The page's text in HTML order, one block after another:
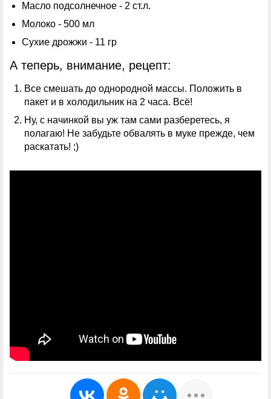
Масло подсолнечное - 2 ст.л.
Молоко - 500 мл
Сухие дрожжи - 11 гр
А теперь, внимание, рецепт:
Все смешать до однородной массы. Положить в
пакет и в холодильник на 2 часа. Всё!
Ну, с начинкой вы уж там сами разберетесь, я
полагаю! Не забудьте обвалять в муке прежде, чем
раскатать! ;)